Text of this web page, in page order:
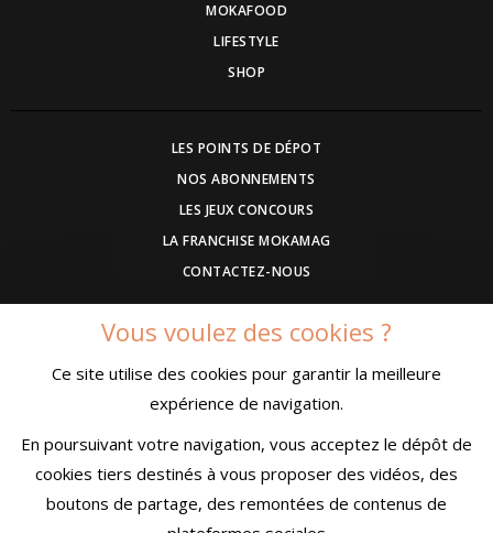
MOKAFOOD
LIFESTYLE
SHOP
LES POINTS DE DÉPOT
NOS ABONNEMENTS
LES JEUX CONCOURS
LA FRANCHISE MOKAMAG
CONTACTEZ-NOUS
DEVENEZ ANNONCEUR
COMMUNIQUEZ UN EVENEMENT
CONDITIONS GÉNÉRALES DE VENTE
MENTIONS LÉGALES
CONFIDENTIALITÉ
Vous voulez des cookies ?
Ce site utilise des cookies pour garantir la meilleure
expérience de navigation.
En poursuivant votre navigation, vous acceptez le dépôt de
cookies tiers destinés à vous proposer des vidéos, des
boutons de partage, des remontées de contenus de